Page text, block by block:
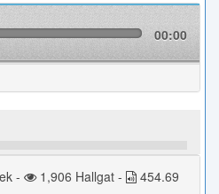
00:00
- 1,906 Hallgat -
454.69